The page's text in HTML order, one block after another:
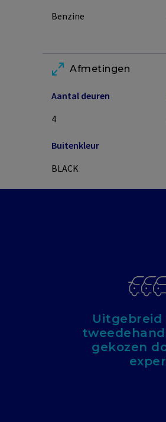
Benzine
Afmetingen
Aantal deuren
4
Buitenkleur
BLACK
Uitgebreid
gekozen